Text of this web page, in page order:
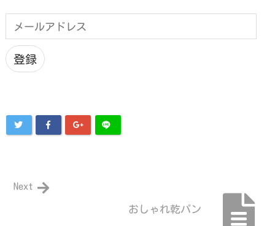
ー
ル
ア
ド
レ
登録
おしゃれ乾パン
Next